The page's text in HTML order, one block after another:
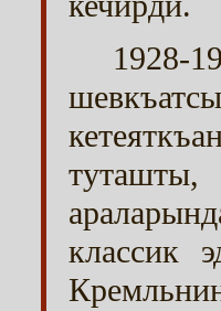
1928-
классик